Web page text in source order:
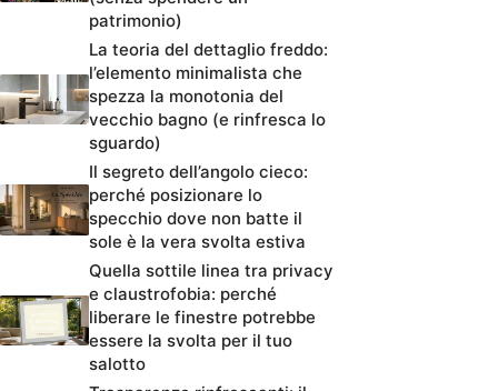
patrimonio)
La teoria del dettaglio freddo:
l’elemento minimalista che
spezza la monotonia del
vecchio bagno (e rinfresca lo
sguardo)
Il segreto dell’angolo cieco:
perché posizionare lo
specchio dove non batte il
sole è la vera svolta estiva
Quella sottile linea tra privacy
e claustrofobia: perché
liberare le finestre potrebbe
essere la svolta per il tuo
salotto